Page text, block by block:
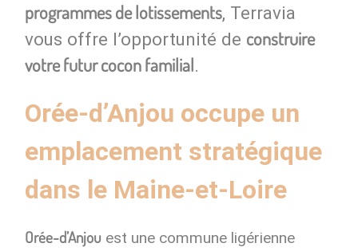
programmes de lotissements, Terravia
vous offre l’opportunité de construire
votre futur cocon familial.
Orée-d’Anjou occupe un
emplacement stratégique
dans le Maine-et-Loire
Orée-d’Anjou est une commune ligérienne